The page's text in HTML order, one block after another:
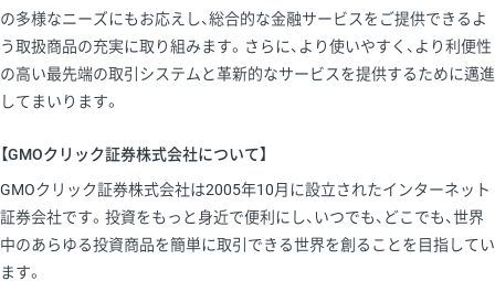
の多様なニーズにもお応えし、総合的な金融サービスをご提供できるよ
う取扱商品の充実に取り組みます。さらに、より使いやすく、より利便性
の高い最先端の取引システムと革新的なサービスを提供するために邁進
してまいります。
【GMOクリック証券株式会社について】
GMOクリック証券株式会社は2005年10月に設立されたインターネット
証券会社です。投資をもっと身近で便利にし、いつでも、どこでも、世界
中のあらゆる投資商品を簡単に取引できる世界を創ることを目指してい
ます。